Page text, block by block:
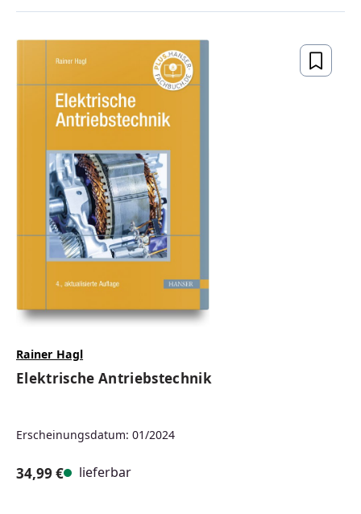
Rainer Hagl
Elektrische Antriebstechnik
Erscheinungsdatum: 01/2024
34,99 € lieferbar